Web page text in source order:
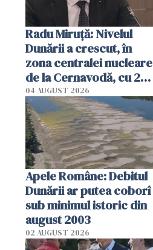
Radu Miruţă: Nivelul
Dunării a crescut, în
zona centralei nucleare
de la Cernavodă, cu 2
cm faţă de ziua trecută
04 AUGUST 2026
Apele Române: Debitul
Dunării ar putea coborî
sub minimul istoric din
august 2003
02 AUGUST 2026